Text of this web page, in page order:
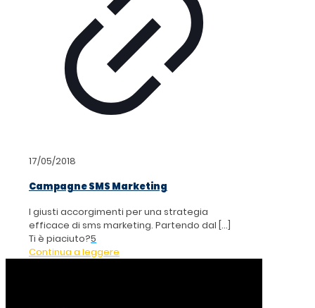
17/05/2018
Campagne SMS Marketing
I giusti accorgimenti per una strategia
efficace di sms marketing. Partendo dal […]
Ti è piaciuto?5
Continua a leggere